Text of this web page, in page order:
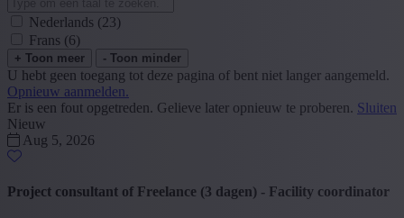
Nederlands (23)
Frans (6)
+ Toon meer - Toon minder
U hebt geen toegang tot deze pagina of bent niet langer aangemeld.
Opnieuw aanmelden.
Er is een fout opgetreden. Gelieve later opnieuw te proberen. Sluiten
Nieuw
Aug 5, 2026
Project consultant of Freelance (3 dagen) - Facility coordinator